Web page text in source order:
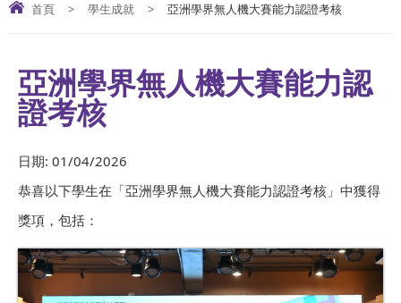
首頁 > 學生成就 > 亞洲學界無人機大賽能力認證考核
亞洲學界無人機大賽能力認
證考核
日期: 01/04/2026
恭喜以下學生在「亞洲學界無人機大賽能力認證考核」中獲得
獎項，包括：